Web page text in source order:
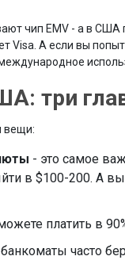
чип EMV - а в
Visa. А если вы
три
вещи:
- это самое
в $100-200. А вы
платить в
часто